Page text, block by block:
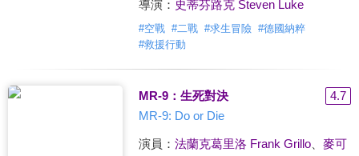
導演： 史蒂芬路克 Steven Luke
#空戰 #二戰 #求生冒險 #德國納粹
#救援行動
MR-9：生死對決
4.7
MR-9: Do or Die
演員： 法蘭克葛里洛 Frank Grillo、 麥可